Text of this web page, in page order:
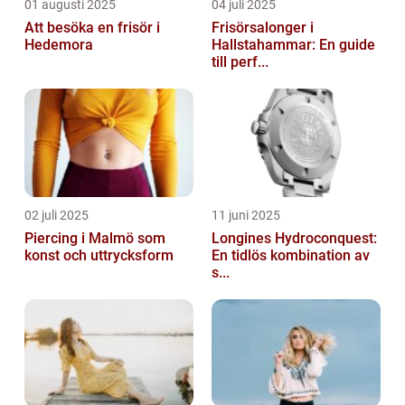
01 augusti 2025
Att besöka en frisör i
Hedemora
04 juli 2025
Frisörsalonger i
Hallstahammar: En guide
till perf...
02 juli 2025
Piercing i Malmö som
konst och uttrycksform
11 juni 2025
Longines Hydroconquest:
En tidlös kombination av
s...